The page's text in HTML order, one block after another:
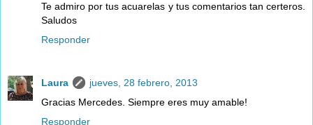
Te admiro por tus acuarelas y tus comentarios tan certeros.
Saludos
Responder
Laura
jueves, 28 febrero, 2013
Gracias Mercedes. Siempre eres muy amable!
Responder